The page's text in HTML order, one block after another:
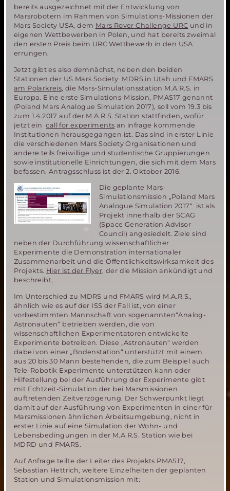
bereits ausgezeichnet mit der Entwicklung von
Marsrobotern im Rahmen von Simulations-Missionen der
Mars Society USA, dem Mars Rover Challenge URC und in
eigenen Wettbewerben in Polen, und hat bereits zweimal
den ersten Preis beim URC Wettbewerb in den USA
errungen.
Jetzt gibt es also demnächst, neben den beiden
Stationen der US Mars Society MDRS in Utah und FMARS
am Polarkreis, die Mars-Simulationsstation M.A.R.S. in
Europa. Eine erste Simulations-Mission, PMAS17 genannt
(Poland Mars Analogue Simulation 2017), soll vom 19.3 bis
zum 1.4.2017 auf der M.A.R.S. Station stattfinden, wofür
jetzt eincall for experiments an infrage kommende
Institutionen herausgegangen ist. Das sind in erster Linie
die verschiedenen Mars Society Organisationen und
andere teils freiwillige und studentische Gruppierungen
sowie institutionelle Einrichtungen, die sich mit dem Mars
befassen. Antragsschluss ist der 2. Oktober 2016.
Die geplante Mars-
Simulationsmission „Poland Mars
Analogue Simulation 2017“ ist als
Projekt innerhalb der SCAG
(Space Generation Advisor
Council) angesiedelt. Ziele sind
neben der Durchführung wissenschaftlicher
Experimente die Demonstration internationaler
Zusammenarbeit und die Öffentlichkeitswirksamkeit des
Projekts. Hier ist der Flyer, der die Mission ankündigt und
beschreibt,
Im Unterschied zu MDRS und FMARS wird M.A.R.S.,
ähnlich wie es auf der ISS der Fall ist, von einer
vorbestimmten Mannschaft von sogenannten“Analog-
Astronauten“ betrieben werden, die von
wissenschaftlichen Experimentatoren entwickelte
Experimente betreiben. Diese „Astronauten“ werden
dabei von einer „Bodenstation“ unterstützt mit einem
aus 20 bis 30 Mann bestehenden, die zum Beispiel auch
Tele-Robotik Experimente unterstützen kann oder
Hilfestellung bei der Ausführung der Experimente gibt
mit Echtzeit-Simulation der bei Marsmissionen
auftretenden Zeitverzögerung. Der Schwerpunkt liegt
damit auf der Ausführung von Experimenten in einer für
Marsmissionen ähnlichen Arbeitsumgebung, nicht in
erster Linie auf eine Simulation der Wohn- und
Lebensbedingungen in der M.A.R.S. Station wie bei
MDRD und FMARS.
Auf Anfrage teilte der Leiter des Projekts PMAS17,
Sebastian Hettrich, weitere Einzelheiten der geplanten
Station und Simulationsmission mit: